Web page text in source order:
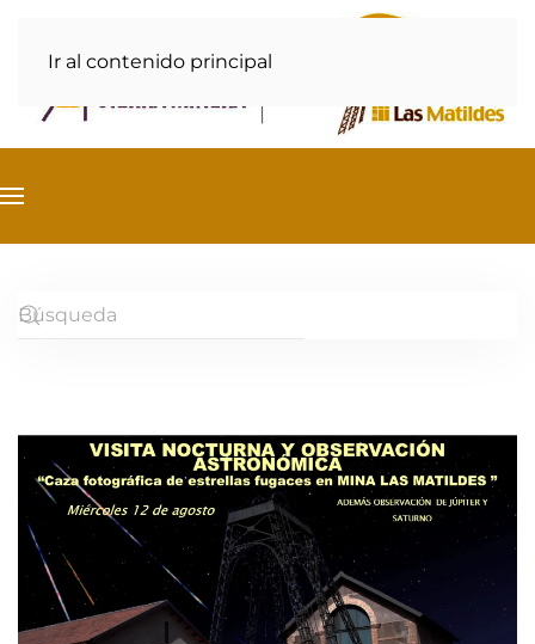
Ir al contenido principal